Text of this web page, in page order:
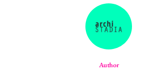
Author